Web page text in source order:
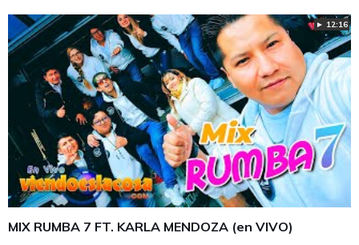
► 12:16
MIX RUMBA 7 FT. KARLA MENDOZA (en VIVO)